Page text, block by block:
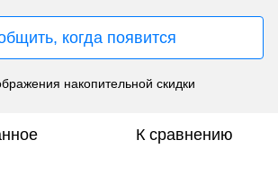
когда появится
накопительной скидки
К сравнению